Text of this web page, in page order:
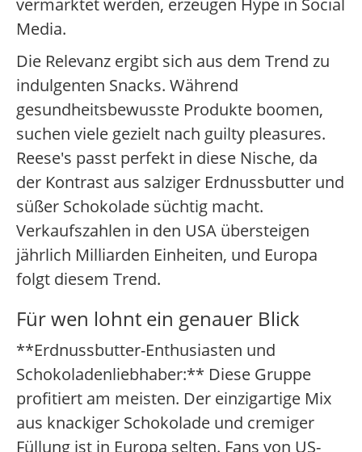
vermarktet werden, erzeugen Hype in Social
Media.
Die Relevanz ergibt sich aus dem Trend zu
indulgenten Snacks. Während
gesundheitsbewusste Produkte boomen,
suchen viele gezielt nach guilty pleasures.
Reese's passt perfekt in diese Nische, da
der Kontrast aus salziger Erdnussbutter und
süßer Schokolade süchtig macht.
Verkaufszahlen in den USA übersteigen
jährlich Milliarden Einheiten, und Europa
folgt diesem Trend.
Für wen lohnt ein genauer Blick
**Erdnussbutter-Enthusiasten und
Schokoladenliebhaber:** Diese Gruppe
profitiert am meisten. Der einzigartige Mix
aus knackiger Schokolade und cremiger
Füllung ist in Europa selten. Fans von US-